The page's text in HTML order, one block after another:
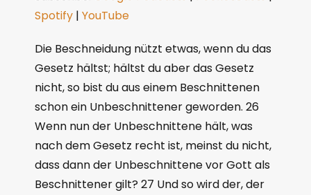
Spotify
EMBED
Spotify | YouTube
Die Beschneidung nützt etwas, wenn du das
Gesetz hältst; hältst du aber das Gesetz
nicht, so bist du aus einem Beschnittenen
schon ein Unbeschnittener geworden. 26
Wenn nun der Unbeschnittene hält, was
nach dem Gesetz recht ist, meinst du nicht,
dass dann der Unbeschnittene vor Gott als
Beschnittener gilt? 27 Und so wird der, der